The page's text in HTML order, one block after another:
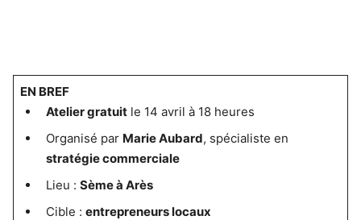
EN BREF
Atelier gratuitle 14 avril à 18 heures
Organisé par Marie Aubard, spécialiste en
stratégie commerciale
Lieu : Sème à Arès
Cible : entrepreneurs locaux